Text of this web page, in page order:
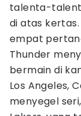
talenta-
di atas
empat
Thunder
bermain di
Los Angeles,
menyegel